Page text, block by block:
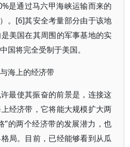
是通过马六甲海峡运输而来的
。[6]其安全考量部分由于该地
美国在其周围的军事基地的实
国将完全受制于美国。
海上的经济带
最使其振奋的前景是，连接这
经济带，它将能大规模扩大两
”的两个经济带的发展潜力，也
局。目前，已经能够看到从瓜